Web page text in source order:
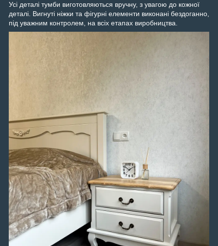
Усі деталі тумби виготовляються вручну, з увагою до кожної
деталі. Вигнуті ніжки та фігурні елементи виконані бездоганно,
під уважним контролем, на всіх етапах виробництва.